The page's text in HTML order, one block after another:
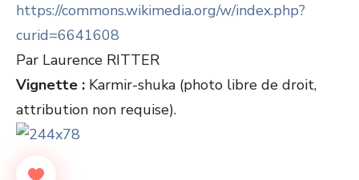
https://commons.wikimedia.org/w/index.php?
curid=6641608
Par Laurence RITTER
Vignette : Karmir-shuka (photo libre de droit,
attribution non requise).